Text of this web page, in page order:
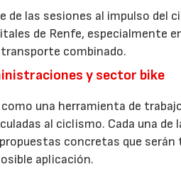
de las sesiones al impulso del
de Renfe, especialmente
combinado.
y sector bike
una herramienta de
al ciclismo. Cada una
concretas que
aplicación.